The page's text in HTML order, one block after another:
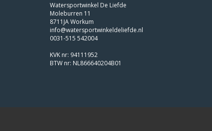
Watersportwinkel De Liefde
Moleburren 11
8711JA Workum
info@watersportwinkeldeliefde.nl
0031-515 542004
KVK nr: 94111952
BTW nr: NL866640204B01